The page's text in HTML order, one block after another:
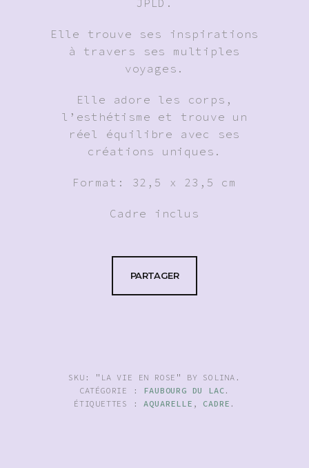
JPLD.
Elle trouve ses inspirations
à travers ses multiples
voyages.
Elle adore les corps,
l’esthétisme et trouve un
réel équilibre avec ses
créations uniques.
Format: 32,5 x 23,5 cm
Cadre inclus
PARTAGER
SKU: "LA VIE EN ROSE" BY SOLINA .
CATÉGORIE : FAUBOURG DU LAC.
ÉTIQUETTES :AQUARELLE , CADRE .